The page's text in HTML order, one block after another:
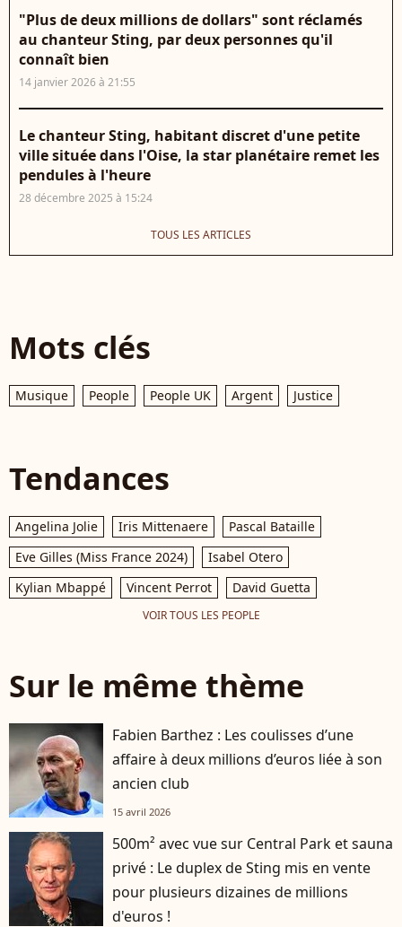
"Plus de deux millions de dollars" sont réclamés
au chanteur Sting, par deux personnes qu'il
connaît bien
14 janvier 2026 à 21:55
Le chanteur Sting, habitant discret d'une petite
ville située dans l'Oise, la star planétaire remet les
pendules à l'heure
28 décembre 2025 à 15:24
TOUS LES ARTICLES
Mots clés
Musique People People UK Argent Justice
Tendances
Angelina Jolie Iris Mittenaere
Pascal Bataille
Eve Gilles (Miss France 2024)
Isabel Otero
Kylian Mbappé
Vincent Perrot David Guetta
VOIR TOUS LES PEOPLE
Sur le même thème
Fabien Barthez : Les coulisses d’une
affaire à deux millions d’euros liée à son
ancien club
15 avril 2026
500m² avec vue sur Central Park et sauna
privé : Le duplex de Sting mis en vente
pour plusieurs dizaines de millions
d'euros !